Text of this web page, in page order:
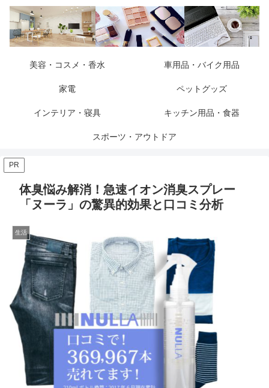
美容・コスメ・香水 車用品・バイク用品
家電 ペットグッズ
インテリア・寝具 キッチン用品・食器
スポーツ・アウトドア
PR
体臭悩み解消！急速イオン消臭スプレー
「ヌーラ」の驚異的効果と口コミ分析
生活